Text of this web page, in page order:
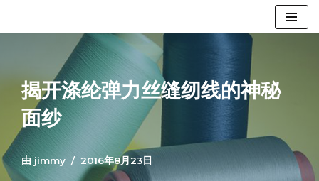
跳
揭开涤纶弹力丝缝纫线的神秘
面纱
由 jimmy 2016年8月23日